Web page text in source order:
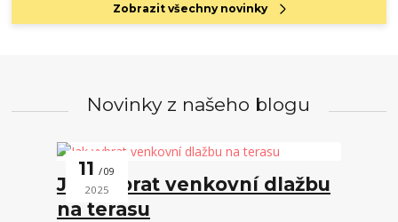
Zobrazit všechny novinky
Novinky z našeho blogu
11 09
2025
Jak vybrat venkovní dlažbu
na terasu